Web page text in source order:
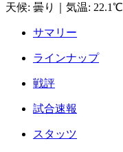
天候: 曇り 気温: 22.1℃
サマリー
ラインナップ
戦評
試合速報
スタッツ